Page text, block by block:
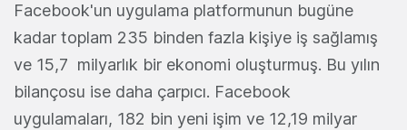
Facebook'un uygulama platformunun bugüne
kadar toplam 235 binden fazla kişiye iş sağlamış
ve 15,7 milyarlık bir ekonomi oluşturmuş. Bu yılın
bilançosu ise daha çarpıcı. Facebook
uygulamaları, 182 bin yeni işim ve 12,19 milyar